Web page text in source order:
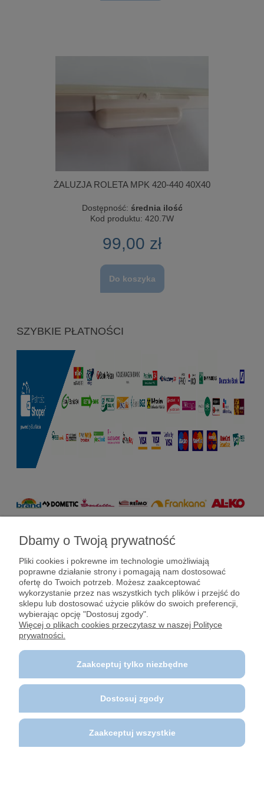
ŻALUZJA ROLETA MPK 420-440 40X40
Dostępność: średnia ilość
Kod produktu: 420.7W
99,00 zł
Do koszyka
SZYBKIE PŁATNOŚCI
Pomoc
Dostawy i płatności
Moje konto
O firmie
Polecane strony
© Center-Camp.pl Wszelkie prawa zastrzeżone.
Dbamy o Twoją prywatność
Pliki cookies i pokrewne im technologie umożliwiają
poprawne działanie strony i pomagają nam dostosować
ofertę do Twoich potrzeb. Możesz zaakceptować
wykorzystanie przez nas wszystkich tych plików i przejść do
sklepu lub dostosować użycie plików do swoich preferencji,
wybierając opcję "Dostosuj zgody".
Więcej o plikach cookies przeczytasz w naszej Polityce
prywatności.
Zaakceptuj tylko niezbędne
Dostosuj zgody
Zaakceptuj wszystkie